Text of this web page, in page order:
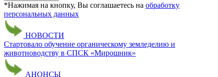
*Нажимая на кнопку, Вы соглашаетесь на обработку
персональных данных
НОВОСТИ
Стартовало обучение органическому земледелию и
животноводству в СПСК «Мирошник»
АНОНСЫ